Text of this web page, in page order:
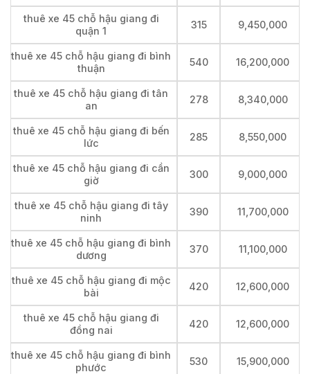
thuê xe 45 chỗ hậu giang đi
quận 1
315 9,450,000
thuê xe 45 chỗ hậu giang đi bình
thuận
540 16,200,000
thuê xe 45 chỗ hậu giang đi tân
an
278 8,340,000
thuê xe 45 chỗ hậu giang đi bến
lức
285 8,550,000
thuê xe 45 chỗ hậu giang đi cần
giờ
300 9,000,000
thuê xe 45 chỗ hậu giang đi tây
ninh
390 11,700,000
thuê xe 45 chỗ hậu giang đi bình
dương
370 11,100,000
thuê xe 45 chỗ hậu giang đi mộc
bài
420 12,600,000
thuê xe 45 chỗ hậu giang đi
đồng nai
420 12,600,000
thuê xe 45 chỗ hậu giang đi bình
phước
530 15,900,000